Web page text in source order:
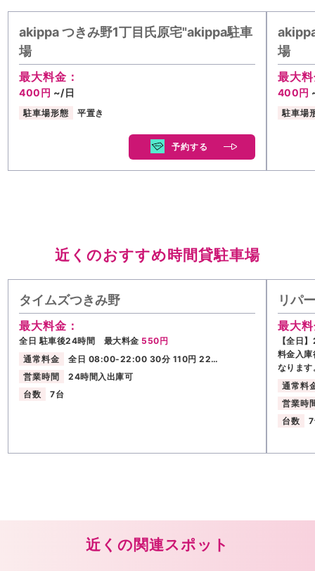
akippa つきみ野1丁目氏原宅"akippa駐車
場
最大料金：
400円 ~/日
駐車場形態 平置き
予約する
場
最大
400円
駐車場
近くのおすすめ時間貸駐車場
タイムズつきみ野
最大料金：
全日 駐車後24時間 最大料金 550円
通常料金
全日 08:00-22:00 30分 110円 22…
営業時間
24時間入出庫可
台数
7台
リパ
最大
【全日
料金入
なります
通常料
営業時
台数
近くの関連スポット